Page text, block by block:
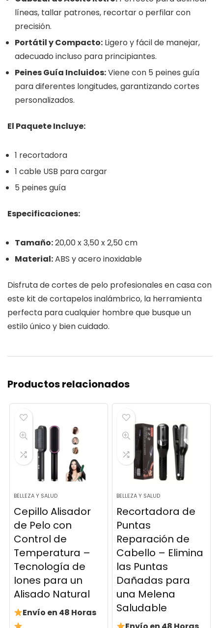
líneas, tallar patrones, recortar o perfilar con
precisión.
Portátil y Compacto: Ligero y fácil de manejar,
adecuado incluso para principiantes.
Peines Guía Incluidos:Viene con 5 peines guía
para diferentes longitudes, garantizando cortes
personalizados.
El Paquete Incluye:
1 recortadora
1 cable USB para cargar
5 peines guía
Especificaciones:
Tamaño:20,00 x 3,50 x 2,50 cm
Material:ABS y acero inoxidable
Disfruta de cortes de pelo profesionales en casa con
este kit de cortapelos inalámbrico, la herramienta
perfecta para cualquier hombre que busque un
estilo único y bien cuidado.
Productos relacionados
BELLEZA Y SALUD
Cepillo Alisador
de Pelo con
Control de
Temperatura –
Tecnología de
Iones para un
Alisado Natural
Envío en 48 Horas
BELLEZA Y SALUD
Recortadora de
Puntas
Reparación de
Cabello – Elimina
las Puntas
Dañadas para
una Melena
Saludable